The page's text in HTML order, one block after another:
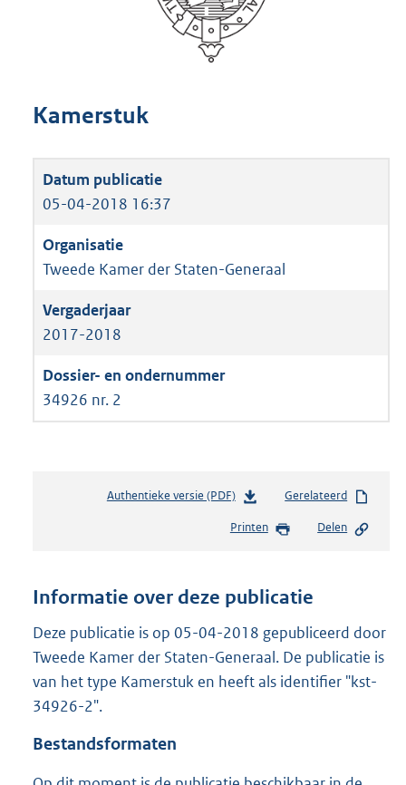
Kamerstuk
05-04-2018 16:37
Tweede Kamer der Staten-Generaal
2017-2018
34926 nr. 2
Authentieke versie (PDF)b
s
n
s
r
o
:
Gerelateerd
Printen Delen
Informatie over deze publicatie
Deze publicatie is op 05-04-2018 gepubliceerd door
Tweede Kamer der Staten-Generaal. De publicatie is
van het type Kamerstuk en heeft als identifier "kst-
34926-2".
Bestandsformaten